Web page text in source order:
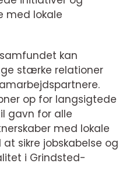
med lokale
kan
stærke relationer
op for langsigtede
gavn for alle
med lokale
sikre jobskabelse og
i Grindsted-